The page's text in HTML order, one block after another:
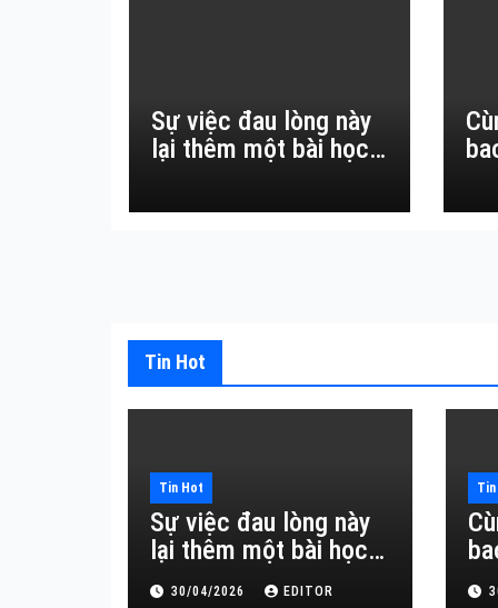
Sự việc đau lòng này
lại thêm một bài học
thường.
Tin Hot
Tin Hot
Sự việc đau lòng này
lại thêm một bài học
đắt giá về sự vô
30/04/2026 EDITOR